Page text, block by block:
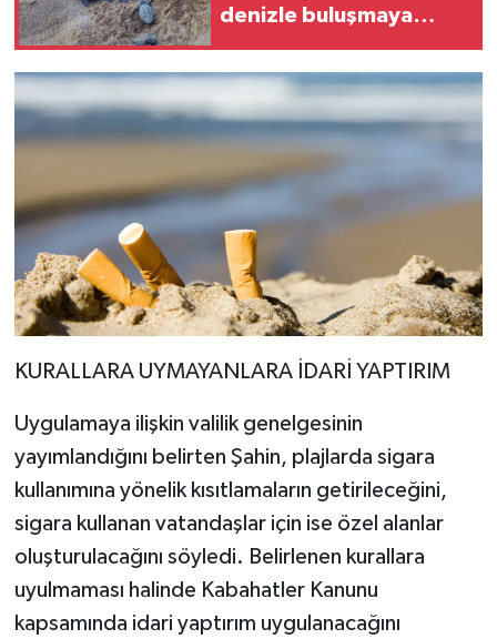
denizle buluşmaya
bekleniyor
KURALLARA UYMAYANLARA İDARİ YAPTIRIM
Uygulamaya ilişkin valilik genelgesinin
yayımlandığını belirten Şahin, plajlarda sigara
kullanımına yönelik kısıtlamaların getirileceğini,
sigara kullanan vatandaşlar için ise özel alanlar
oluşturulacağını söyledi. Belirlenen kurallara
uyulmaması halinde Kabahatler Kanunu
kapsamında idari yaptırım uygulanacağını